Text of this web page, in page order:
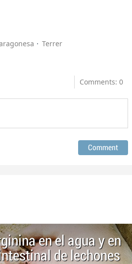
Terrer
Comments: 0
en el agua y en
de lechones